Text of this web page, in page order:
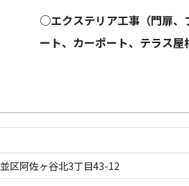
○エクステリア工事（門扉、
ート、カーポート、テラス屋
区阿佐ヶ谷北3丁目43-12